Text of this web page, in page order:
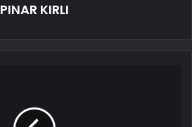
PINAR KIRLI